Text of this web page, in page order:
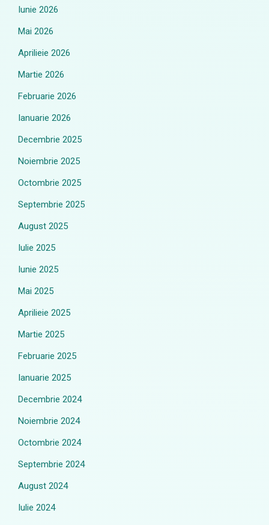
Iunie 2026
Mai 2026
Aprilieie 2026
Martie 2026
Februarie 2026
Ianuarie 2026
Decembrie 2025
Noiembrie 2025
Octombrie 2025
Septembrie 2025
August 2025
Iulie 2025
Iunie 2025
Mai 2025
Aprilieie 2025
Martie 2025
Februarie 2025
Ianuarie 2025
Decembrie 2024
Noiembrie 2024
Octombrie 2024
Septembrie 2024
August 2024
Iulie 2024